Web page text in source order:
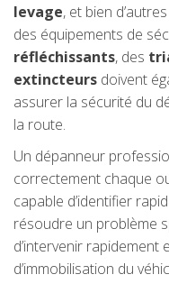
levage, et bien
des équipements de
réfléchissants, des
extincteurs doivent
assurer la sécurité du
la route.
Un dépanneur
correctement chaque
capable d’identifier
résoudre un problème
d’intervenir rapidement
d’immobilisation du